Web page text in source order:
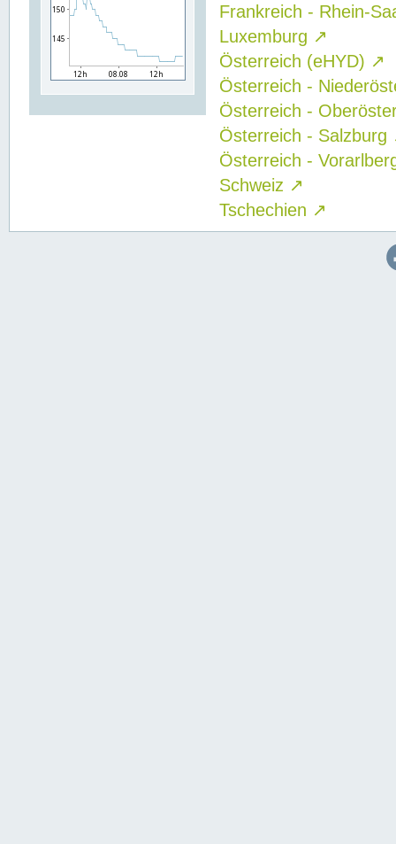
Frankreich - Rhein-
Luxemburg ↗
Österreich (eHYD) ↗
Österreich -
Österreich -
Österreich - Salzburg
Österreich -
Schweiz ↗
Tschechien ↗